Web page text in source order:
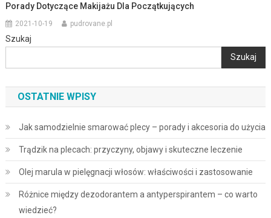
Porady Dotyczące Makijażu Dla Początkujących
2021-10-19 pudrovane.pl
Szukaj
Szukaj
OSTATNIE WPISY
Jak samodzielnie smarować plecy – porady i akcesoria do użycia
Trądzik na plecach: przyczyny, objawy i skuteczne leczenie
Olej marula w pielęgnacji włosów: właściwości i zastosowanie
Różnice między dezodorantem a antyperspirantem – co warto
wiedzieć?